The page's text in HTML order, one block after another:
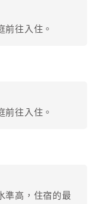
店）
請注意！為避免飯
出申辦，視同無條
，異動完成後不
前往入住。
前往入住。
準高，住宿的最